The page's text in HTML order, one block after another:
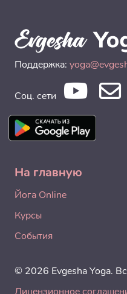
Поддержка:
Соц. сети
На главную
Йога Online
Курсы
События
© 2026 Evgesha Yoga.